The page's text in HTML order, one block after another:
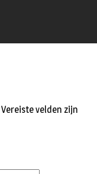
Vereiste velden zijn